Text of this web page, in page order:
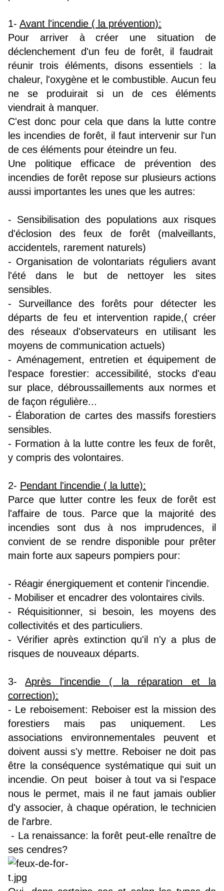
1- Avant l'incendie ( la prévention):
Pour arriver à créer une situation de
déclenchement d'un feu de forêt, il faudrait
réunir trois éléments, disons essentiels : la
chaleur, l'oxygène et le combustible. Aucun feu
ne se produirait si un de ces éléments
viendrait à manquer.
C'est donc pour cela que dans la lutte contre
les incendies de forêt, il faut intervenir sur l'un
de ces éléments pour éteindre un feu.
Une politique efficace de prévention des
incendies de forêt repose sur plusieurs actions
aussi importantes les unes que les autres:
- Sensibilisation des populations aux risques
d'éclosion des feux de forêt (malveillants,
accidentels, rarement naturels)
- Organisation de volontariats réguliers avant
l'été dans le but de nettoyer les sites
sensibles.
- Surveillance des forêts pour détecter les
départs de feu et intervention rapide,( créer
des réseaux d'observateurs en utilisant les
moyens de communication actuels)
- Aménagement, entretien et équipement de
l'espace forestier: accessibilité, stocks d'eau
sur place, débroussaillements aux normes et
de façon régulière...
- Élaboration de cartes des massifs forestiers
sensibles.
- Formation à la lutte contre les feux de forêt,
y compris des volontaires.
2- Pendant l'incendie ( la lutte):
Parce que lutter contre les feux de forêt est
l'affaire de tous. Parce que la majorité des
incendies sont dus à nos imprudences, il
convient de se rendre disponible pour prêter
main forte aux sapeurs pompiers pour:
- Réagir énergiquement et contenir l'incendie.
- Mobiliser et encadrer des volontaires civils.
- Réquisitionner, si besoin, les moyens des
collectivités et des particuliers.
- Vérifier après extinction qu'il n'y a plus de
risques de nouveaux départs.
3-Après l'incendie ( la réparation et la
correction):
- Le reboisement: Reboiser est la mission des
forestiers mais pas uniquement. Les
associations environnementales peuvent et
doivent aussi s'y mettre. Reboiser ne doit pas
être la conséquence systématique qui suit un
incendie. On peut boiser à tout va si l'espace
nous le permet, mais il ne faut jamais oublier
d'y associer, à chaque opération, le technicien
de l'arbre.
- La renaissance: la forêt peut-elle renaître de
ses cendres?